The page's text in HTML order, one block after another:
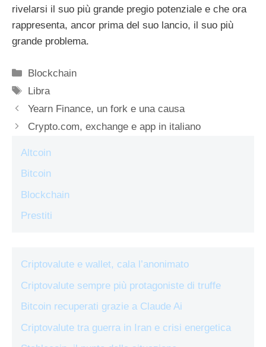
rivelarsi il suo più grande pregio potenziale e che ora
rappresenta, ancor prima del suo lancio, il suo più
grande problema.
Categorie
Blockchain
Tag
Libra
Yearn Finance, un fork e una causa
Crypto.com, exchange e app in italiano
Altcoin
Bitcoin
Blockchain
Prestiti
Criptovalute e wallet, cala l’anonimato
Criptovalute sempre più protagoniste di truffe
Bitcoin recuperati grazie a Claude Ai
Criptovalute tra guerra in Iran e crisi energetica